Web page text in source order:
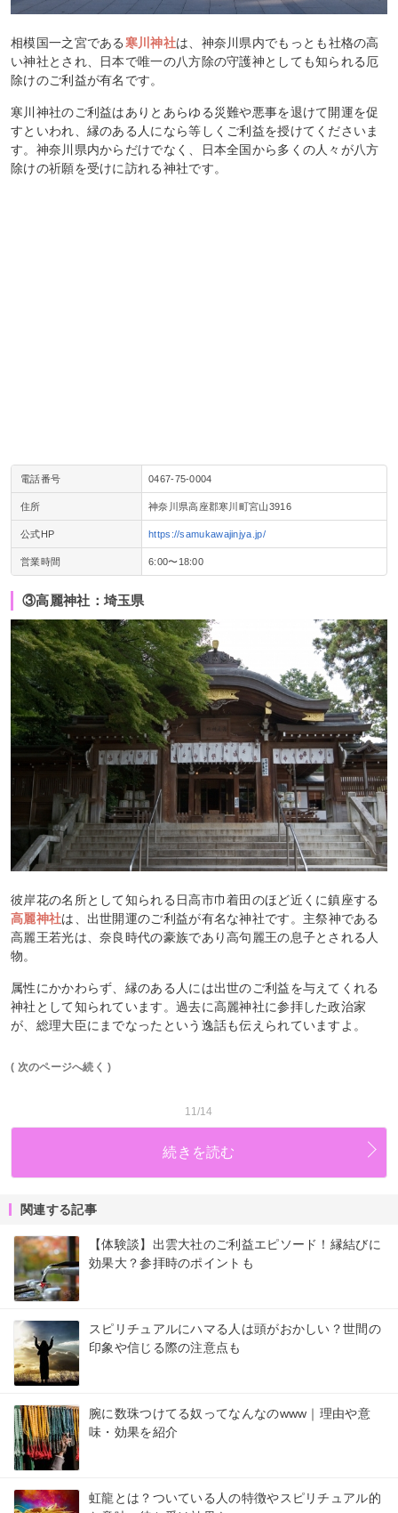
相模国一之宮である寒川神社は、神奈川県内でもっとも社格の高
い神社とされ、日本で唯一の八方除の守護神としても知られる厄
除けのご利益が有名です。
寒川神社のご利益はありとあらゆる災難や悪事を退けて開運を促
すといわれ、縁のある人になら等しくご利益を授けてくださいま
す。神奈川県内からだけでなく、日本全国から多くの人々が八方
除けの祈願を受けに訪れる神社です。
電話番号 0467-75-0004
住所 神奈川県高座郡寒川町宮山3916
公式HP https://samukawajinjya.jp/
営業時間 6:00〜18:00
③高麗神社：埼玉県
彼岸花の名所として知られる日高市巾着田のほど近くに鎮座する
高麗神社は、出世開運のご利益が有名な神社です。主祭神である
高麗王若光は、奈良時代の豪族であり高句麗王の息子とされる人
物。
属性にかかわらず、縁のある人には出世のご利益を与えてくれる
神社として知られています。過去に高麗神社に参拝した政治家
が、総理大臣にまでなったという逸話も伝えられていますよ。
( 次のページへ続く )
11/14
続きを読む
関連する記事
【体験談】出雲大社のご利益エピソード！縁結びに
効果大？参拝時のポイントも
スピリチュアルにハマる人は頭がおかしい？世間の
印象や信じる際の注意点も
腕に数珠つけてる奴ってなんなのwww｜理由や意
味・効果を紹介
虹龍とは？ついている人の特徴やスピリチュアル的